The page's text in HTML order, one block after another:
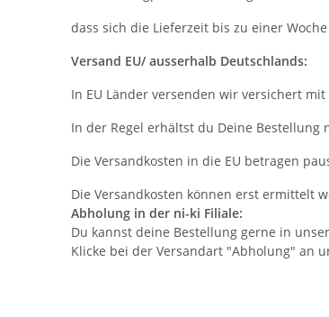
dass sich die Lieferzeit bis zu einer
Versand EU/ ausserhalb Deutschlands:
In EU Länder versenden wir versichert
In der Regel erhältst du Deine Bestellung
Die Versandkosten in die EU betragen
Die Versandkosten können erst ermittelt
Abholung in der ni-ki Filiale:
Du kannst deine Bestellung gerne in
Klicke bei der Versandart "Abholung" an